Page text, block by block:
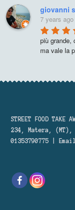
giovanni
7 years ago
più grande,
ma vale la
STREET FOOD TAKE
234, Matera,
01353790775 |